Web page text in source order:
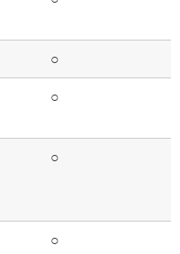
○
○
○
○